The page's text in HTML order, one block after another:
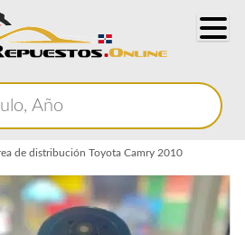
de distribución Toyota Camry 2010